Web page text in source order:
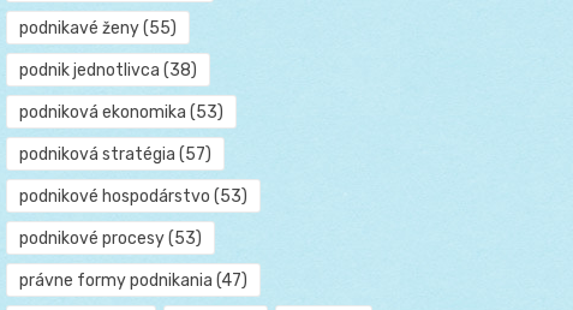
podnikavé ženy(55)
podnik jednotlivca (38)
podniková ekonomika (53)
podniková stratégia (57)
podnikové hospodárstvo (53)
podnikové procesy(53)
právne formy podnikania (47)